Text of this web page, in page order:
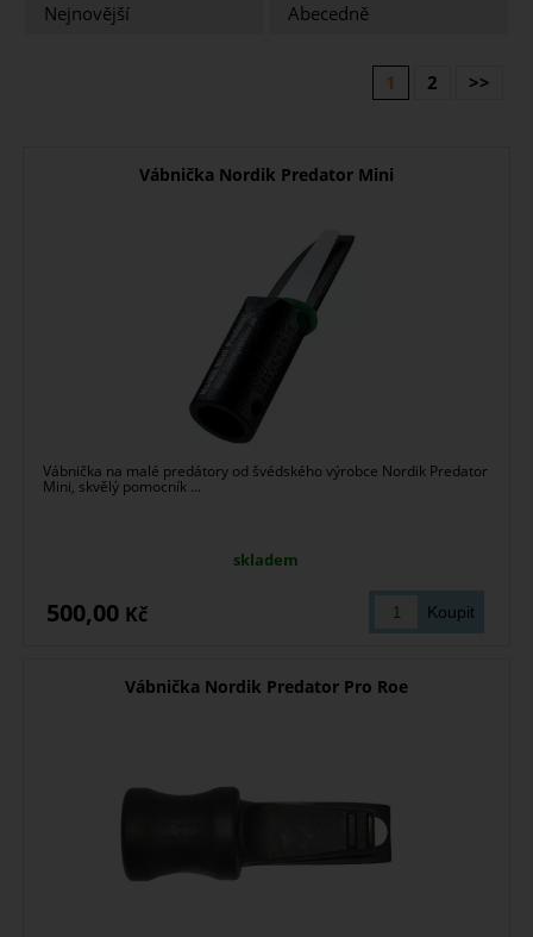
Nejnovější
Abecedně
1 2 >>
Vábnička Nordik Predator Mini
Vábnička na malé predátory od švédského výrobce Nordik Predator
Mini, skvělý pomocník ...
skladem
500,00 Kč
Vábnička Nordik Predator Pro Roe